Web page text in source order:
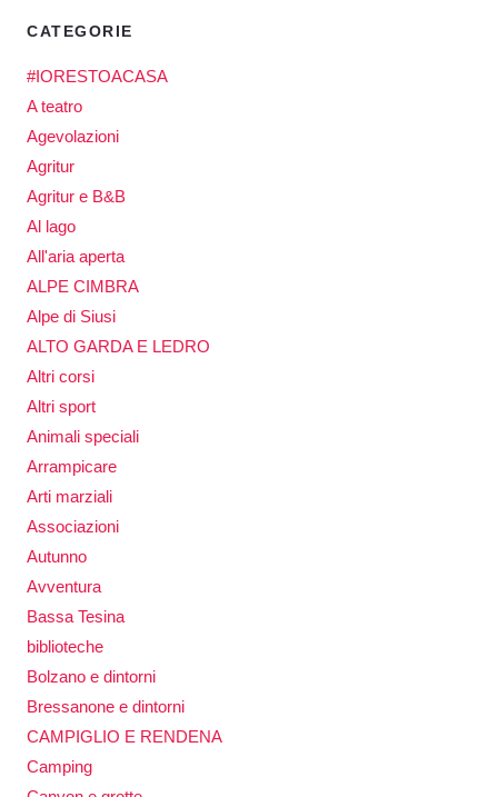
CATEGORIE
#IORESTOACASA
A teatro
Agevolazioni
Agritur
Agritur e B&B
Al lago
All'aria aperta
ALPE CIMBRA
Alpe di Siusi
ALTO GARDA E LEDRO
Altri corsi
Altri sport
Animali speciali
Arrampicare
Arti marziali
Associazioni
Autunno
Avventura
Bassa Tesina
biblioteche
Bolzano e dintorni
Bressanone e dintorni
CAMPIGLIO E RENDENA
Camping